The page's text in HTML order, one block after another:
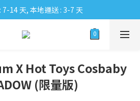
7-14 天, 本地運送 : 3-7 天
X Hot Toys Cosbaby
(限量版)